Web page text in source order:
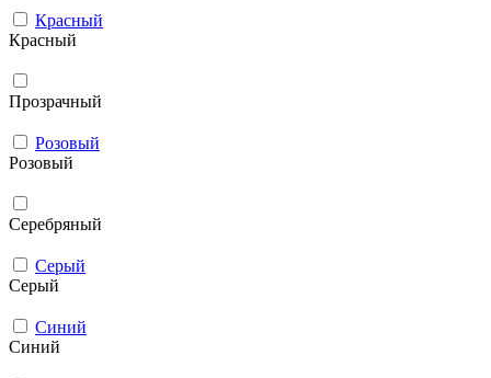
Красный
Красный
Прозрачный
Розовый
Розовый
Серебряный
Серый
Серый
Синий
Синий